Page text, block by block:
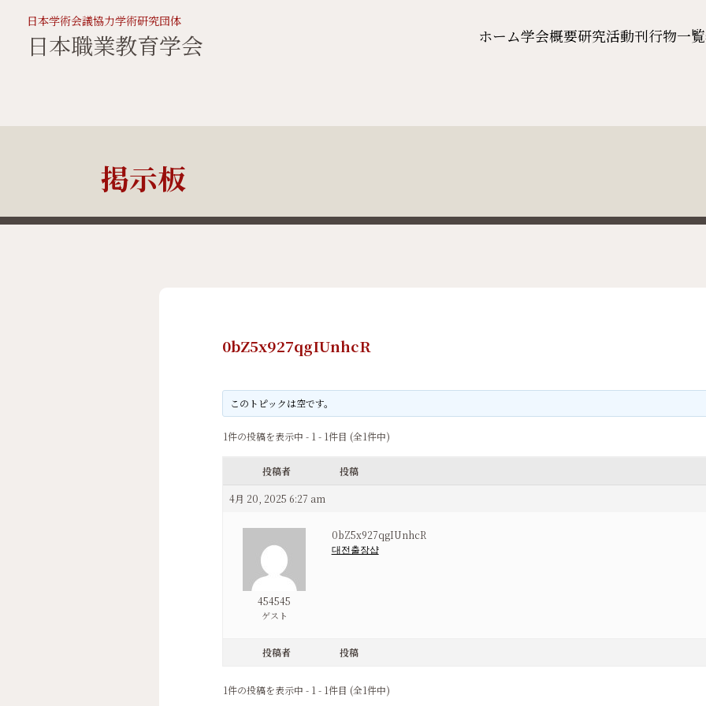
日本学術会議協力学術研究団体
日本職業教育学会 ホーム学会概要研究活動刊行物一覧
掲示板
0bZ5x927qgIUnhcR
このトピックは空です。
1件の投稿を表示中 - 1 - 1件目 (全1件中)
投稿者 投稿
4月 20, 2025 6:27 am
454545
ゲスト
0bZ5x927qgIUnhcR
대전출장샵
投稿者 投稿
1件の投稿を表示中 - 1 - 1件目 (全1件中)